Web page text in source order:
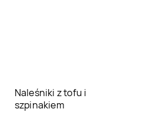
Naleśniki z tofu i
szpinakiem